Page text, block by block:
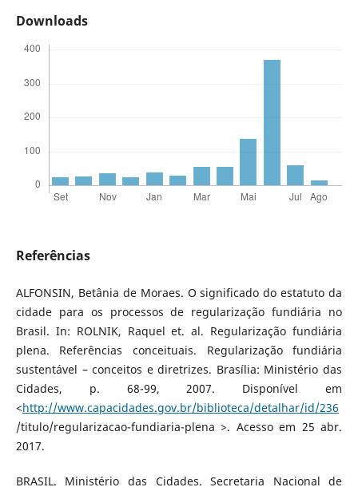
Downloads
Referências
ALFONSIN, Betânia de Moraes. O significado do estatuto da
cidade para os processos de regularização fundiária no
Brasil. In: ROLNIK, Raquel et. al. Regularização fundiária
plena. Referências conceituais. Regularização fundiária
sustentável – conceitos e diretrizes. Brasília: Ministério das
Cidades, p. 68-99, 2007. Disponível em
<http://www.capacidades.gov.br/biblioteca/detalhar/id/236
/titulo/regularizacao-fundiaria-plena >. Acesso em 25 abr.
2017.
BRASIL. Ministério das Cidades. Secretaria Nacional de